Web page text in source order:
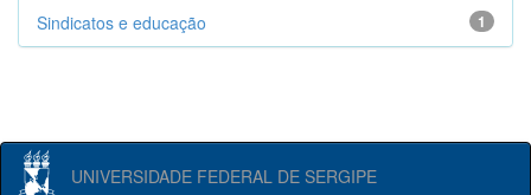
1
Sindicatos e educação
UNIVERSIDADE FEDERAL DE SERGIPE